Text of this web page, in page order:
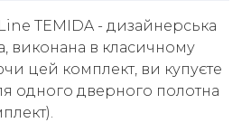
TEMIDA - дизайнерська
виконана в класичному
цей комплект, ви купуєте
одного дверного полотна